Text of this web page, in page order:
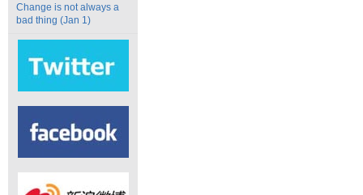
Change is not always a
bad thing (Jan 1)